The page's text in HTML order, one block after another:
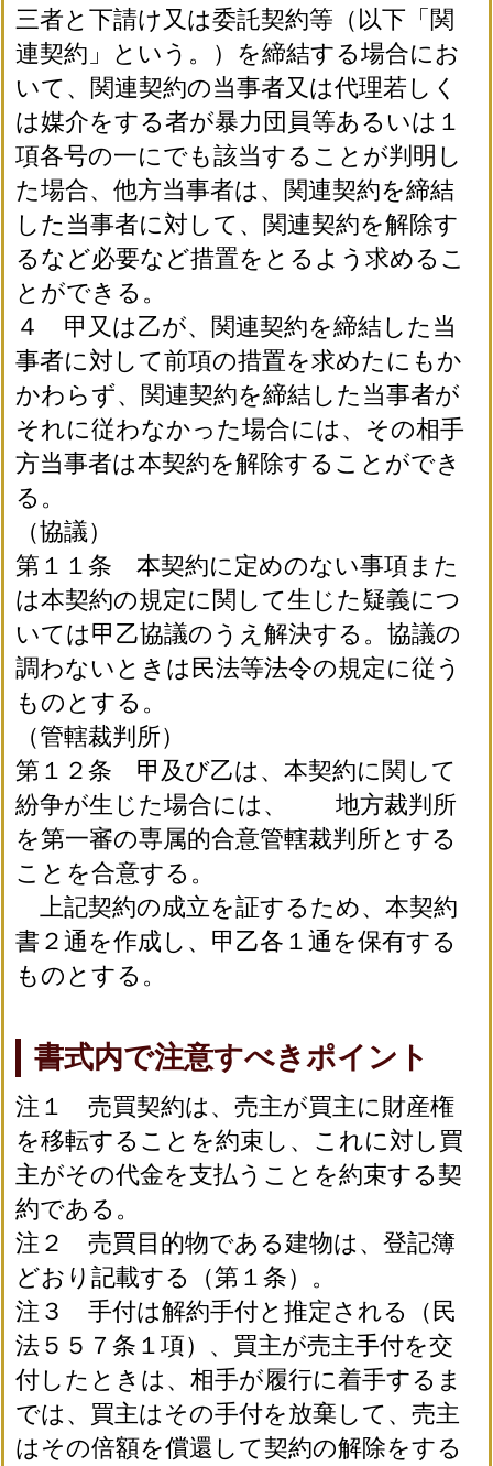
三者と下請け又は委託契約等（以下「関
連契約」という。）を締結する場合にお
いて、関連契約の当事者又は代理若しく
は媒介をする者が暴力団員等あるいは１
項各号の一にでも該当することが判明し
た場合、他方当事者は、関連契約を締結
した当事者に対して、関連契約を解除す
るなど必要など措置をとるよう求めるこ
とができる。
４ 甲又は乙が、関連契約を締結した当
事者に対して前項の措置を求めたにもか
かわらず、関連契約を締結した当事者が
それに従わなかった場合には、その相手
方当事者は本契約を解除することができ
る。
（協議）
第１１条 本契約に定めのない事項また
は本契約の規定に関して生じた疑義につ
いては甲乙協議のうえ解決する。協議の
調わないときは民法等法令の規定に従う
ものとする。
（管轄裁判所）
第１２条 甲及び乙は、本契約に関して
紛争が生じた場合には、 地方裁判所
を第一審の専属的合意管轄裁判所とする
ことを合意する。
上記契約の成立を証するため、本契約
書２通を作成し、甲乙各１通を保有する
ものとする。
書式内で注意すべきポイント
注１ 売買契約は、売主が買主に財産権
を移転することを約束し、これに対し買
主がその代金を支払うことを約束する契
約である。
注２ 売買目的物である建物は、登記簿
どおり記載する（第１条）。
注３ 手付は解約手付と推定される（民
法５５７条１項）、買主が売主手付を交
付したときは、相手が履行に着手するま
では、買主はその手付を放棄して、売主
はその倍額を償還して契約の解除をする